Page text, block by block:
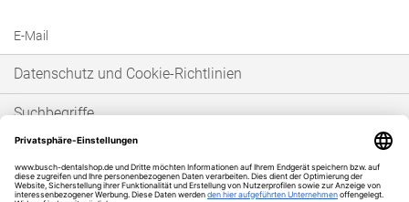
E-Mail
Datenschutz und Cookie-Richtlinien
Suchbegriffe
Bestellungen und Rücksendungen